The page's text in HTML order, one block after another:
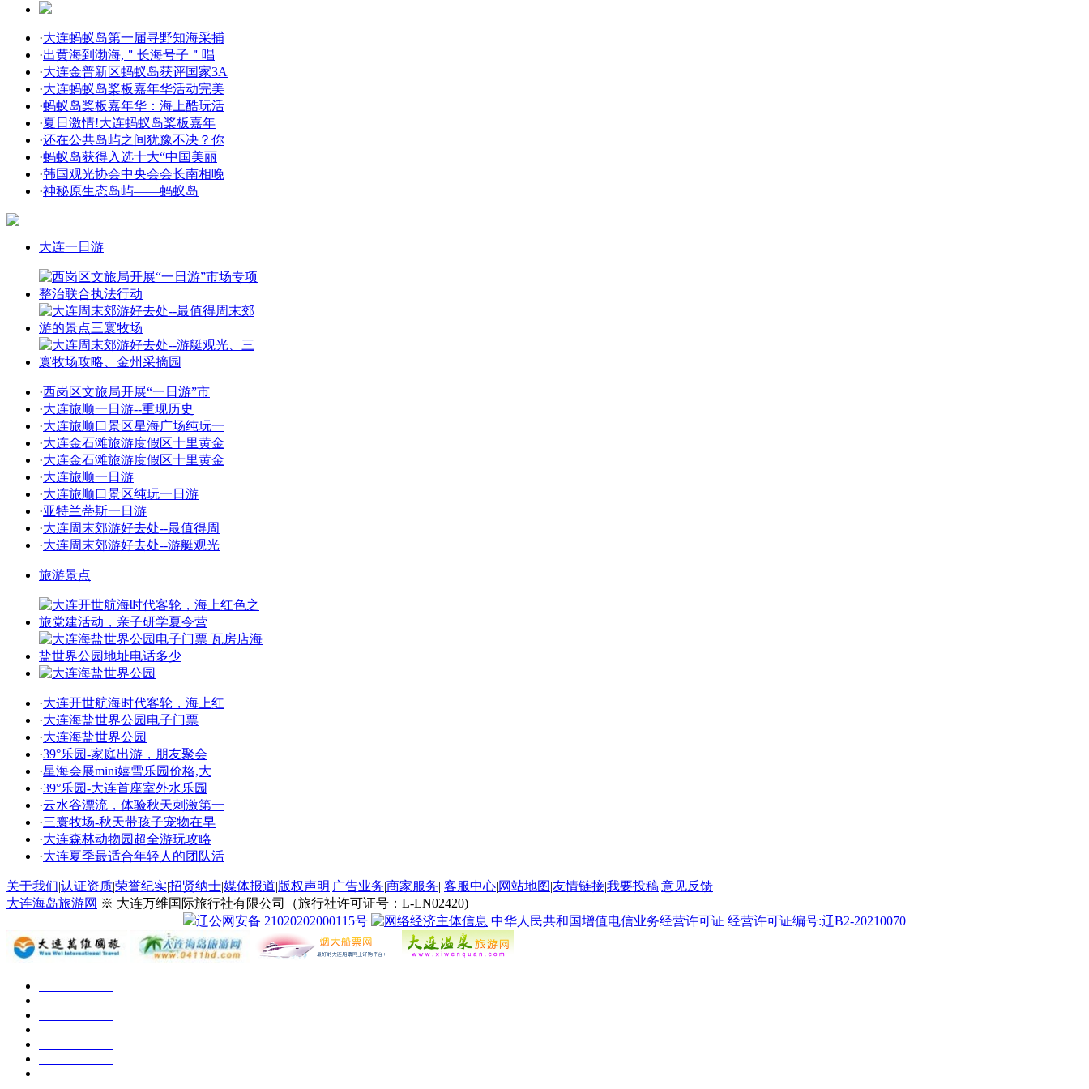
·大连蚂蚁岛第一届寻野知海采捕
·出黄海到渤海,＂长海号子＂唱
·大连金普新区蚂蚁岛获评国家3A
·大连蚂蚁岛桨板嘉年华活动完美
·蚂蚁岛桨板嘉年华：海上酷玩活
·夏日激情!大连蚂蚁岛桨板嘉年
·还在公共岛屿之间犹豫不决？你
·蚂蚁岛获得入选十大“中国美丽
·韩国观光协会中央会会长南相晚
·神秘原生态岛屿——蚂蚁岛
大连一日游
·西岗区文旅局开展“一日游”市
·大连旅顺一日游--重现历史
·大连旅顺口景区星海广场纯玩一
·大连金石滩旅游度假区十里黄金
·大连金石滩旅游度假区十里黄金
·大连旅顺一日游
·大连旅顺口景区纯玩一日游
·亚特兰蒂斯一日游
·大连周末郊游好去处--最值得周
·大连周末郊游好去处--游艇观光
旅游景点
·大连开世航海时代客轮，海上红
·大连海盐世界公园电子门票
·大连海盐世界公园
·39°乐园-家庭出游，朋友聚会
·星海会展mini嬉雪乐园价格,大
·39°乐园-大连首座室外水乐园
·云水谷漂流，体验秋天刺激第一
·三寰牧场-秋天带孩子宠物在早
·大连森林动物园超全游玩攻略
·大连夏季最适合年轻人的团队活
关于我们|认证资质|荣誉纪实|招贤纳士|媒体报道|版权声明|广告业务|商家服务| 客服中心|网站地图|友情链接|我要投稿|意见反馈
大连海岛旅游网 ※ 大连万维国际旅行社有限公司（旅行社许可证号：L-LN02420)
辽公网安备 21020202000115号
中华人民共和国增值电信业务经营许可证 经营许可证编号:辽B2-20210070